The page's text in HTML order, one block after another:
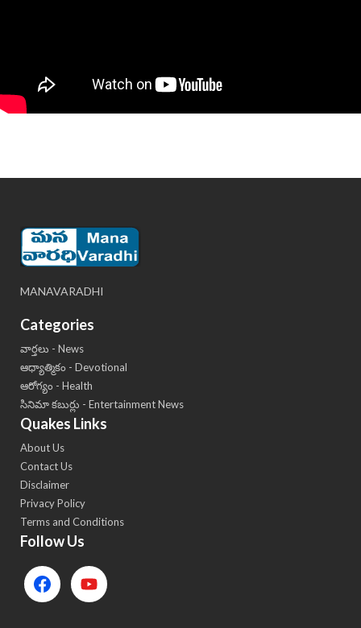
MANAVARADHI
Categories
వార్తలు - News
ఆధ్యాత్మికం - Devotional
ఆరోగ్యం - Health
సినిమా కబుర్లు - Entertainment News
Quakes Links
About Us
Contact Us
Disclaimer
Privacy Policy
Terms and Conditions
Follow Us